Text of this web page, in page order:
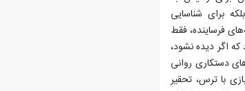
برای شناسایی
فرساینده، فقط
اگر دیده نشود،
دستکاری روانی
با ترس، تحقیر